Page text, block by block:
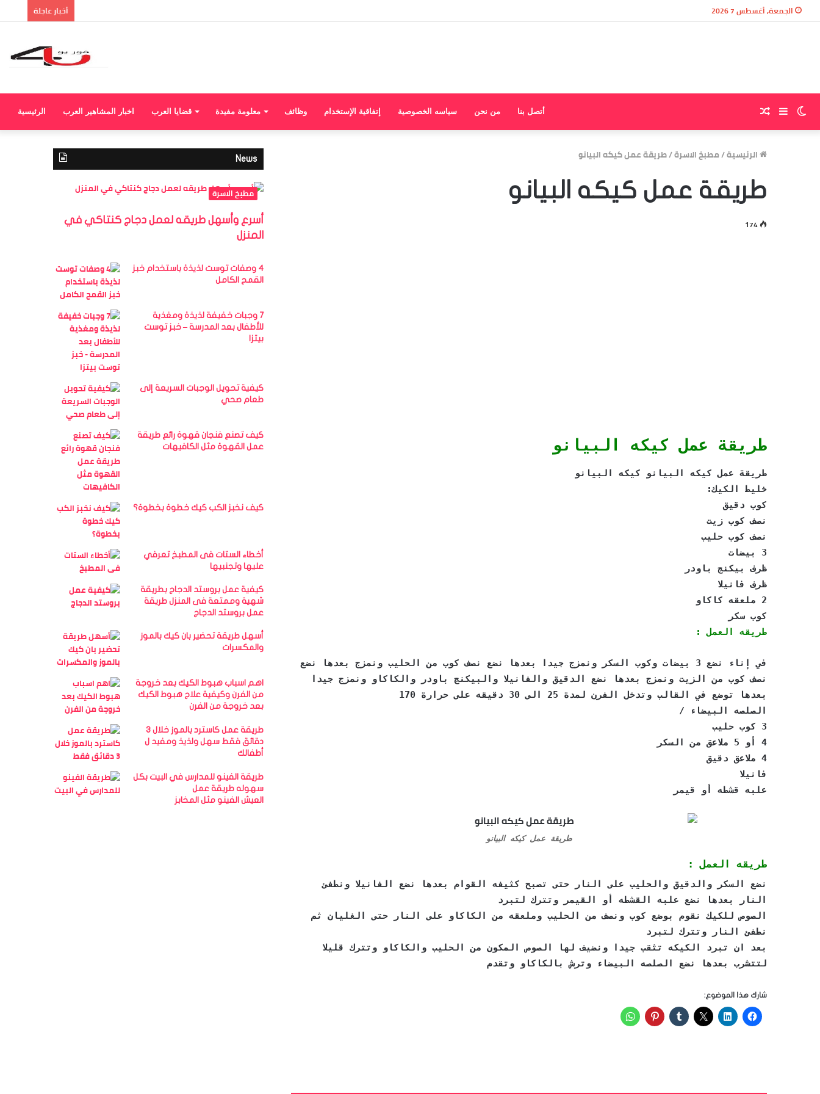
الجمعة, أغسطس 7 2026 أخبار عاجلة
الرئيسية اخبار المشاهير العرب قضايا العرب معلومة مفيدة وظائف إتفاقية الإستخدام سياسه الخصوصية من نحن أتصل بنا
الوضع
المظلم
إضافة
عمود
جانبي
عشوائي
الرئيسية/مطبخ الاسرة/طريقة عمل كيكه البيانو
طريقة عمل كيكه البيانو
طريقة عمل كيكه البيانو
طريقة عمل كيكه البيانو كيكه البيانو
خليط الكيك:
كوب دقيق
نصف كوب زيت
نصف كوب حليب
3 بيضات
ظرف بيكنج باودر
ظرف فانيلا
2 ملعقه كاكاو
كوب سكر
طريقه العمل :
في إناء نضع 3 بيضات وكوب السكر ونمزج جيدا بعدها نضع نصف كوب من الحليب ونمزج بعدها نضع
نصف كوب من الزيت ونمزج بعدها نضع الدقيق والفانيلا والبيكنج باودر والكاكاو ونمزج جيدا
بعدها توضع في القالب وتدخل الفرن لمدة 25 الى 30 دقيقه على حرارة 170
الصلصه البيضاء /
3 كوب حليب
4 أو 5 ملاعق من السكر
4 ملاعق دقيق
فانيلا
علبه قشطه أو قيمر
طريقة عمل كيكه البيانو
طريقه العمل :
نضع السكر والدقيق والحليب على النار حتى تصبح كثيفه القوام بعدها نضع الفانيلا ونطفئ
النار بعدها نضع علبه القشطه أو القيمر وتترك لتبرد
الصوص للكيك نقوم بوضع كوب ونصف من الحليب وملعقه من الكاكاو على النار حتى الغليان ثم
نطفئ النار وتترك لتبرد
بعد ان تبرد الكيكه تثقب جيدا ونضيف لها الصوص المكون من الحليب والكاكاو وتترك قليلا
لتتشرب بعدها نضع الصلصه البيضاء وترش بالكاكاو وتقدم
شارك هذا الموضوع:
News
مطبخ الاسرة
أسرع وأسهل طريقه لعمل دجاج كنتاكي في
المنزل
4 وصفات توست لذيذة باستخدام خبز
القمح الكامل
7 وجبات خفيفة لذيذة ومغذية
للأطفال بعد المدرسة – خبز توست
بيتزا
كيفية تحويل الوجبات السريعة إلى
طعام صحي
كيف تصنع فنجان قهوة رائع طريقة
عمل القهوة مثل الكافيهات
كيف نخبز الكب كيك خطوة بخطوة؟
أخطاء الستات فى المطبخ تعرفي
عليها وتجنبيها
كيفية عمل بروستد الدجاج بطريقة
شهية وممتعة فى المنزل طريقة
عمل بروستد الدجاج
أسهل طريقة تحضير بان كيك بالموز
والمكسرات
اهم اسباب هبوط الكيك بعد خروجة
من الفرن وكيفية علاج هبوط الكيك
بعد خروجة من الفرن
طريقة عمل كاسترد بالموز خلال 3
دقائق فقط سهل ولذيذ ومفيد ل
أطفالك
طريقة الفينو للمدارس في البيت بكل
سهوله طريقة عمل
العيش الفينو مثل المخابز